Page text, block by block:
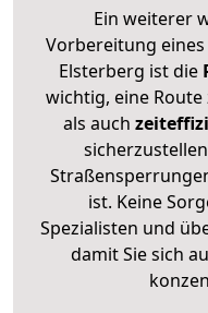
Ein weiterer
Vorbereitung
Elsterberg ist die
wichtig, eine
als auch
ist. Keine
Spezialisten und
damit Sie sich